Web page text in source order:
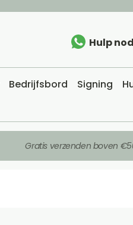
Hulp
Bedrijfsbord Signing
Gratis verzenden boven